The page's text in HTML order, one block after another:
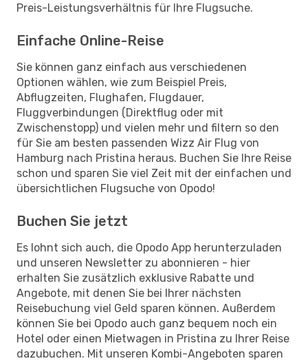
Preis-Leistungsverhältnis für Ihre Flugsuche.
Einfache Online-Reise
Sie können ganz einfach aus verschiedenen
Optionen wählen, wie zum Beispiel Preis,
Abflugzeiten, Flughafen, Flugdauer,
Fluggverbindungen (Direktflug oder mit
Zwischenstopp) und vielen mehr und filtern so den
für Sie am besten passenden Wizz Air Flug von
Hamburg nach Pristina heraus. Buchen Sie Ihre Reise
schon und sparen Sie viel Zeit mit der einfachen und
übersichtlichen Flugsuche von Opodo!
Buchen Sie jetzt
Es lohnt sich auch, die Opodo App herunterzuladen
und unseren Newsletter zu abonnieren - hier
erhalten Sie zusätzlich exklusive Rabatte und
Angebote, mit denen Sie bei Ihrer nächsten
Reisebuchung viel Geld sparen können. Außerdem
können Sie bei Opodo auch ganz bequem noch ein
Hotel oder einen Mietwagen in Pristina zu Ihrer Reise
dazubuchen. Mit unseren Kombi-Angeboten sparen